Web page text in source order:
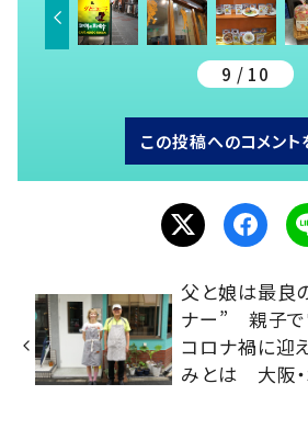
9 / 10
この投稿へのコメント
父と娘は最良
ナー” 親子で
コロナ禍に迎
みとは 大阪